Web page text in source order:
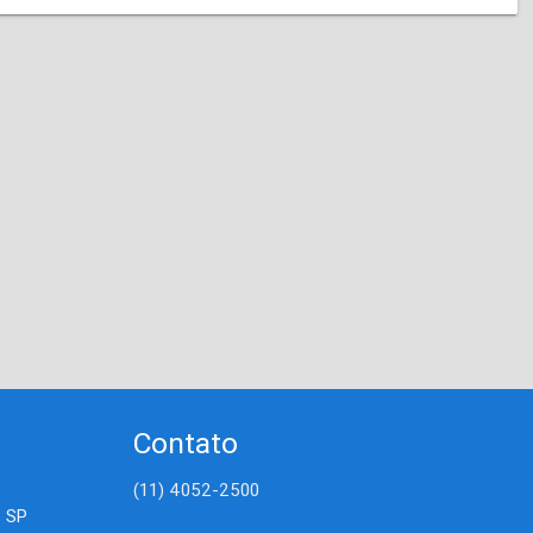
Contato
(11) 4052-2500